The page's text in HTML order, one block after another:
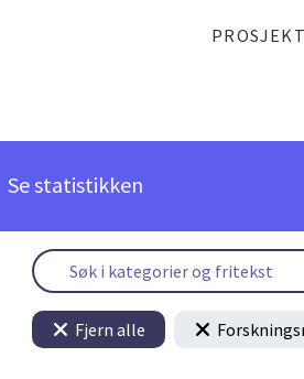
Se statistikken
Fjern alle